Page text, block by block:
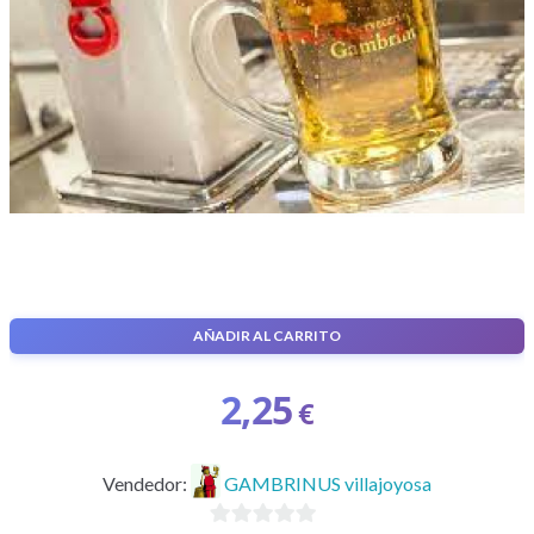
Jarra de Cerveza cruzcampo
2,25€
AÑADIR AL CARRITO
Vendedor: GAMBRINUS villajoyosa